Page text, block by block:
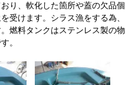
り、軟化した箇所や蓋の欠品個
受けます。シラス漁をする為、
燃料タンクはステンレス製の物
。